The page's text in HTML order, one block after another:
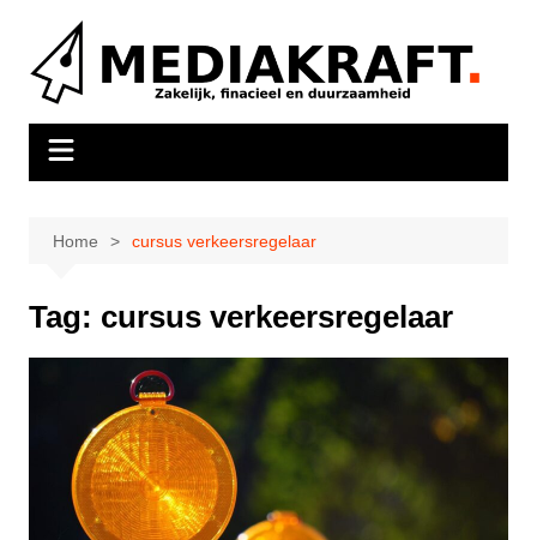
inhoud
Home cursus verkeersregelaar
Tag: cursus verkeersregelaar